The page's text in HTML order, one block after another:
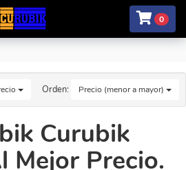
0
Orden: Precio (menor a mayor)
Curubik
Mejor Precio.